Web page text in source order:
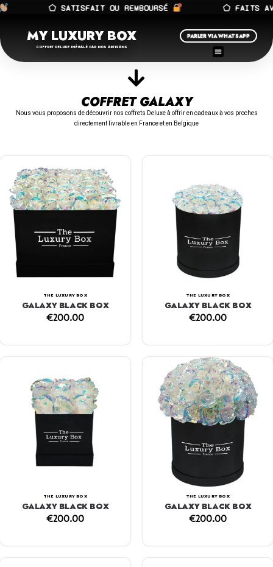
⬠ SATISFAIT OU REMBOURSÉ ⬠ FAITS
MY LUXURY BOX
COFFRET DELUXE INÉGALÉ PAR NOS ARTISANS
PARLER VIA WHATSAPP
COFFRET GALAXY
Nous vous proposons de découvrir nos coffrets Deluxe à offrir en cadeaux à vos proches
directement livrable en France et en Belgique
THE LUXURY BOX
GALAXY BLACK BOX
€200.00
THE LUXURY BOX
GALAXY BLACK BOX
€200.00
THE LUXURY BOX
GALAXY BLACK BOX
€200.00
THE LUXURY BOX
GALAXY BLACK BOX
€200.00